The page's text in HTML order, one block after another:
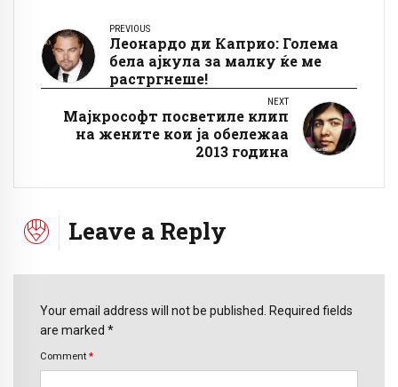
PREVIOUS
Леонардо ди Каприо: Голема
бела ајкула за малку ќе ме
растргнеше!
NEXT
Мајкрософт посветиле клип
на жените кои ја обележаа
2013 година
Leave a Reply
Your email address will not be published. Required fields
are marked *
Comment *